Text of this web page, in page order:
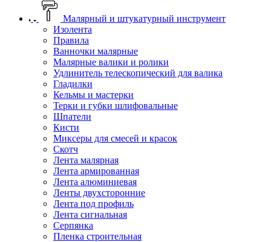
Малярный и штукатурный инструмент
Изолента
Правила
Ванночки малярные
Малярные валики и ролики
Удлинитель телескопический для валика
Гладилки
Кельмы и мастерки
Терки и губки шлифовальные
Шпатели
Кисти
Миксеры для смесей и красок
Скотч
Лента малярная
Лента армированная
Лента алюминиевая
Ленты двухсторонние
Лента под профиль
Лента сигнальная
Серпянка
Пленка строительная